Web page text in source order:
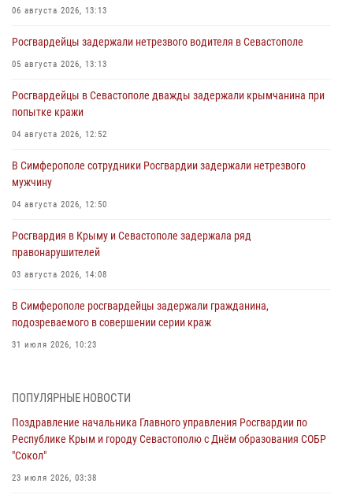
06 августа 2026, 13:13
Росгвардейцы задержали нетрезвого водителя в Севастополе
05 августа 2026, 13:13
Росгвардейцы в Севастополе дважды задержали крымчанина при
попытке кражи
04 августа 2026, 12:52
В Симферополе сотрудники Росгвардии задержали нетрезвого
мужчину
04 августа 2026, 12:50
Росгвардия в Крыму и Севастополе задержала ряд
правонарушителей
03 августа 2026, 14:08
В Симферополе росгвардейцы задержали гражданина,
подозреваемого в совершении серии краж
31 июля 2026, 10:23
объекте в Севастополе
Росгвардейцы Севастополя пресекли противоправные действия на
охраняемом объекте
29 июля 2026, 12:34
ПОПУЛЯРНЫЕ НОВОСТИ
Поздравление начальника Главного управления Росгвардии по
Республике Крым и городу Севастополю с Днём образования СОБР
"Сокол"
23 июля 2026, 03:38